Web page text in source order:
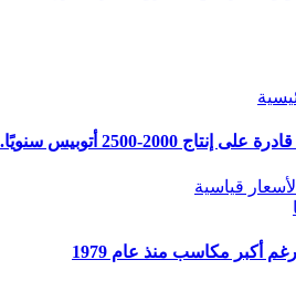
لتوطين صناعة مكونات المركبات